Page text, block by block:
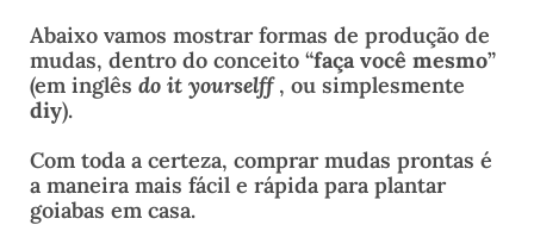
Abaixo vamos mostrar formas de produção de
mudas, dentro do conceito “faça você mesmo”
(em inglês do it yourselff, ou simplesmente
diy).
Com toda a certeza, comprar mudas prontas é
a maneira mais fácil e rápida para plantar
goiabas em casa.